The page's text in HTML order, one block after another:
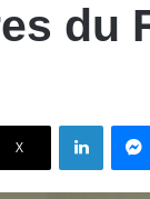
du
X
Linkedin